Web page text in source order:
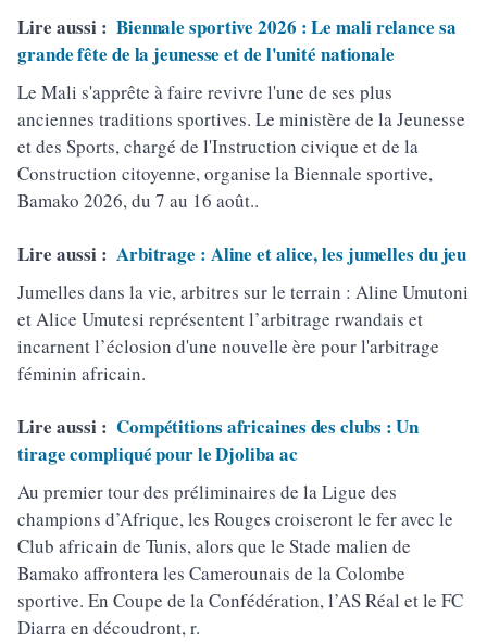
Lire aussi : Biennale sportive 2026 : Le mali relance sa
grande fête de la jeunesse et de l'unité nationale
Le Mali s'apprête à faire revivre l'une de ses plus
anciennes traditions sportives. Le ministère de la Jeunesse
et des Sports, chargé de l'Instruction civique et de la
Construction citoyenne, organise la Biennale sportive,
Bamako 2026, du 7 au 16 août..
Lire aussi : Arbitrage : Aline et alice, les jumelles du jeu
Jumelles dans la vie, arbitres sur le terrain : Aline Umutoni
et Alice Umutesi représentent l’arbitrage rwandais et
incarnent l’éclosion d'une nouvelle ère pour l'arbitrage
féminin africain.
Lire aussi : Compétitions africaines des clubs : Un
tirage compliqué pour le Djoliba ac
Au premier tour des préliminaires de la Ligue des
champions d’Afrique, les Rouges croiseront le fer avec le
Club africain de Tunis, alors que le Stade malien de
Bamako affrontera les Camerounais de la Colombe
sportive. En Coupe de la Confédération, l’AS Réal et le FC
Diarra en découdront, r.